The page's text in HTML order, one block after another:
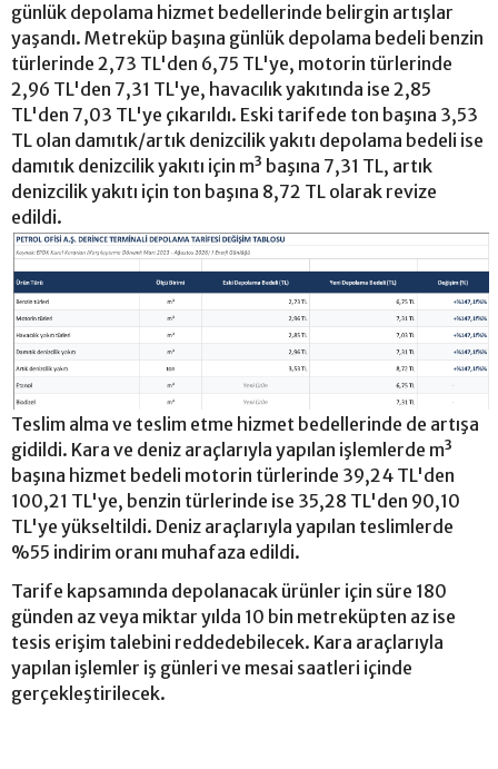
günlük depolama hizmet bedellerinde belirgin artışlar
yaşandı. Metreküp başına günlük depolama bedeli benzin
türlerinde 2,73 TL'den 6,75 TL'ye, motorin türlerinde
2,96 TL'den 7,31 TL'ye, havacılık yakıtında ise 2,85
TL'den 7,03 TL'ye çıkarıldı. Eski tarifede ton başına 3,53
TL olan damıtık/artık denizcilik yakıtı depolama bedeli ise
damıtık denizcilik yakıtı için m³ başına 7,31 TL, artık
denizcilik yakıtı için ton başına 8,72 TL olarak revize
edildi.
Teslim alma ve teslim etme hizmet bedellerinde de artışa
gidildi. Kara ve deniz araçlarıyla yapılan işlemlerde m³
başına hizmet bedeli motorin türlerinde 39,24 TL'den
100,21 TL'ye, benzin türlerinde ise 35,28 TL'den 90,10
TL'ye yükseltildi. Deniz araçlarıyla yapılan teslimlerde
%55 indirim oranı muhafaza edildi.
Tarife kapsamında depolanacak ürünler için süre 180
günden az veya miktar yılda 10 bin metreküpten az ise
tesis erişim talebini reddedebilecek. Kara araçlarıyla
yapılan işlemler iş günleri ve mesai saatleri içinde
gerçekleştirilecek.